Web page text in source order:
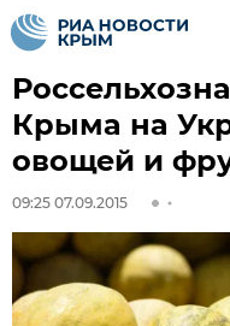
Крыма на
овощей и
09:25 07.09.2015